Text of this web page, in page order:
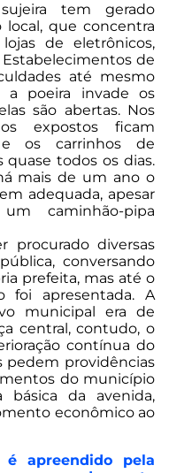
tem gerado
local, que concentra
lojas de eletrônicos,
de
até mesmo
a poeira invade os
são abertas. Nos
expostos ficam
e os carrinhos de
quase todos os dias.
mais de um ano o
adequada, apesar
caminhão-pipa
procurado diversas
conversando
prefeita, mas até o
foi apresentada. A
municipal era de
central, contudo, o
contínua do
pedem providências
do município
básica da avenida,
econômico ao
é apreendido pela